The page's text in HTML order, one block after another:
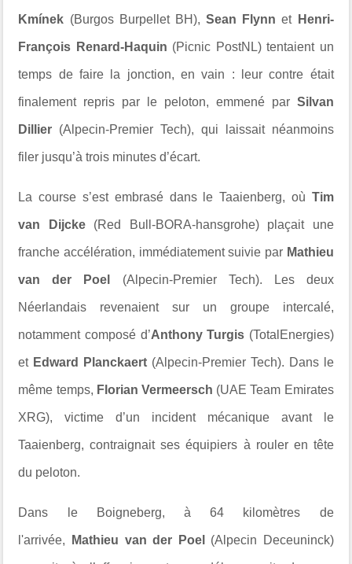
Kmínek (Burgos Burpellet BH),Sean Flynn et Henri-
François Renard-Haquin (Picnic PostNL) tentaient un
temps de faire la jonction, en vain : leur contre était
finalement repris par le peloton, emmené par Silvan
Dillier (Alpecin-Premier Tech), qui laissait néanmoins
filer jusqu’à trois minutes d’écart.
La course s’est embrasé dans le Taaienberg, où Tim
van Dijcke (Red Bull-BORA-hansgrohe) plaçait une
franche accélération, immédiatement suivie par Mathieu
van der Poel (Alpecin-Premier Tech). Les deux
Néerlandais revenaient sur un groupe intercalé,
notamment composé d’Anthony Turgis (TotalEnergies)
et Edward Planckaert (Alpecin-Premier Tech). Dans le
même temps, Florian Vermeersch (UAE Team Emirates
XRG), victime d’un incident mécanique avant le
Taaienberg, contraignait ses équipiers à rouler en tête
du peloton.
Dans le Boigneberg, à 64 kilomètres de
l'arrivée, Mathieu van der Poel (Alpecin Deceuninck)